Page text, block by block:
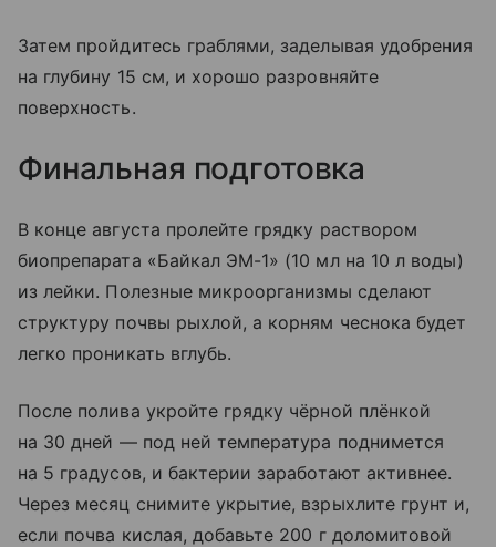
Затем пройдитесь граблями, заделывая удобрения
на глубину 15 см, и хорошо разровняйте
поверхность.
Финальная подготовка
В конце августа пролейте грядку раствором
биопрепарата «Байкал ЭМ-1» (10 мл на 10 л воды)
из лейки. Полезные микроорганизмы сделают
структуру почвы рыхлой, а корням чеснока будет
легко проникать вглубь.
После полива укройте грядку чёрной плёнкой
на 30 дней — под ней температура поднимется
на 5 градусов, и бактерии заработают активнее.
Через месяц снимите укрытие, взрыхлите грунт и,
если почва кислая, добавьте 200 г доломитовой